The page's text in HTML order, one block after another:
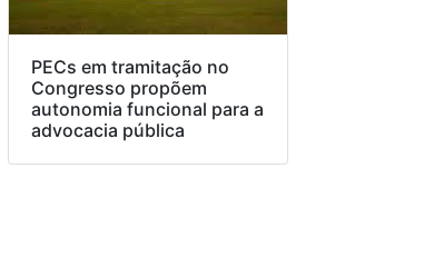
PECs em tramitação no
Congresso propõem
autonomia funcional para a
advocacia pública